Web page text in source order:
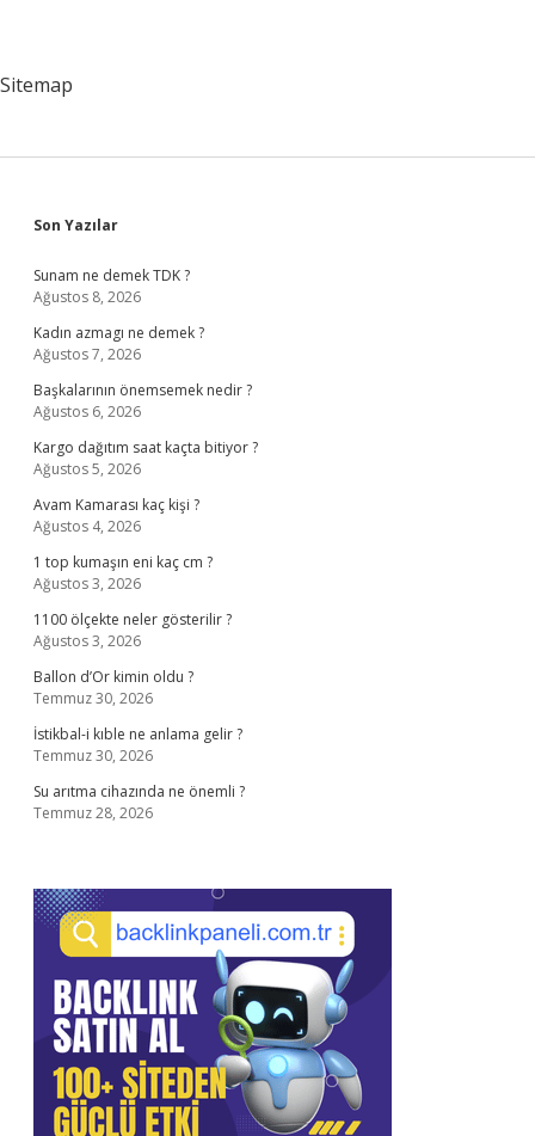
Sitemap
Sidebar
Son Yazılar
Sunam ne demek TDK ?
Ağustos 8, 2026
Kadın azmagı ne demek ?
Ağustos 7, 2026
Başkalarının önemsemek nedir ?
Ağustos 6, 2026
Kargo dağıtım saat kaçta bitiyor ?
Ağustos 5, 2026
Avam Kamarası kaç kişi ?
Ağustos 4, 2026
1 top kumaşın eni kaç cm ?
Ağustos 3, 2026
1100 ölçekte neler gösterilir ?
Ağustos 3, 2026
Ballon d’Or kimin oldu ?
Temmuz 30, 2026
İstikbal-i kıble ne anlama gelir ?
Temmuz 30, 2026
Su arıtma cihazında ne önemli ?
Temmuz 28, 2026